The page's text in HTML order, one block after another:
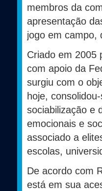
membros da
apresentação
jogo em campo,
Criado em 2005
com apoio da
surgiu com o
hoje,
sociabilização e
emocionais e
associado a
escolas,
De acordo com
está em sua